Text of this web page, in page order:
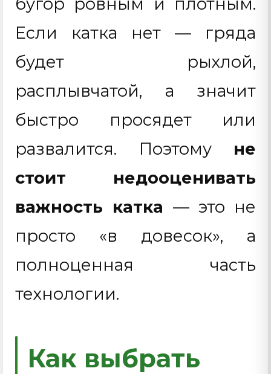
Если катка нет — гряда
будет рыхлой,
расплывчатой, а значит
быстро просядет или
развалится. Поэтому не
стоит недооценивать
важность катка — это не
просто «в довесок», а
полноценная часть
технологии.
Как выбрать